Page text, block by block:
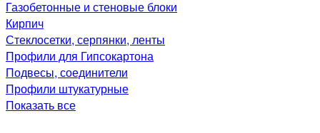
Газобетонные и стеновые блоки
Кирпич
Стеклосетки, серпянки, ленты
Профили для Гипсокартона
Подвесы, соединители
Профили штукатурные
Показать все